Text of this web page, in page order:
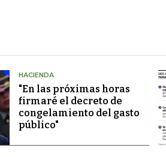
HACIENDA
"En las próximas horas
firmaré el decreto de
congelamiento del gasto
público"